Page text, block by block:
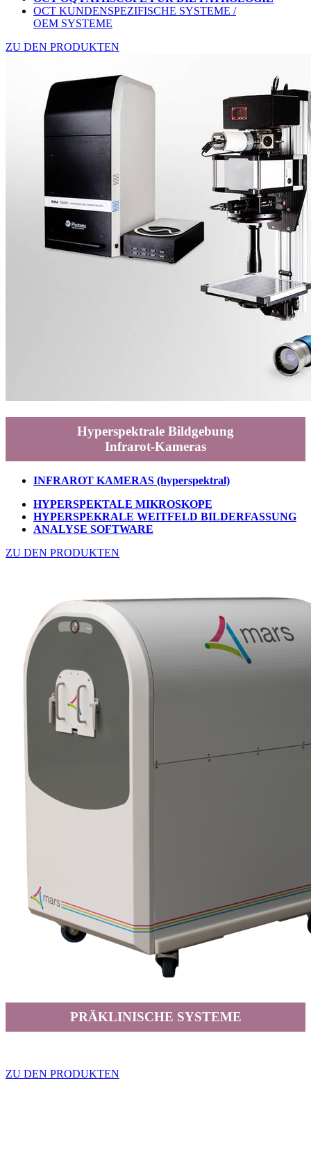
OCT KUNDENSPEZIFISCHE SYSTEME /
OEM SYSTEME
ZU DEN PRODUKTEN
Hyperspektrale Bildgebung
Infrarot-Kameras
INFRAROT KAMERAS (hyperspektral)
HYPERSPEKTALE MIKROSKOPE
HYPERSPEKRALE WEITFELD BILDERFASSUNG
ANALYSE SOFTWARE
ZU DEN PRODUKTEN
PRÄKLINISCHE SYSTEME
ZU DEN PRODUKTEN